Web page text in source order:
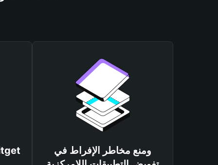
ومنع مخاطر الإفراط في